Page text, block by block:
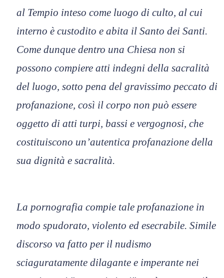
al Tempio inteso come luogo di culto, al cui
interno è custodito e abita il Santo dei Santi.
Come dunque dentro una Chiesa non si
possono compiere atti indegni della sacralità
del luogo, sotto pena del gravissimo peccato di
profanazione, così il corpo non può essere
oggetto di atti turpi, bassi e vergognosi, che
costituiscono un’autentica profanazione della
sua dignità e sacralità.
La pornografia compie tale profanazione in
modo spudorato, violento ed esecrabile. Simile
discorso va fatto per il nudismo
sciaguratamente dilagante e imperante nei